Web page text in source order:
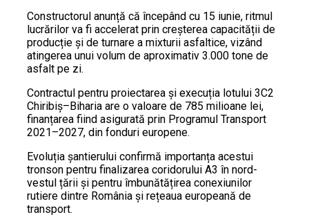
Constructorul anunță că începând cu 15 iunie, ritmul
lucrărilor va fi accelerat prin creșterea capacității de
producție și de turnare a mixturii asfaltice, vizând
atingerea unui volum de aproximativ 3.000 tone de
asfalt pe zi.
Contractul pentru proiectarea și execuția lotului 3C2
Chiribiș–Biharia are o valoare de 785 milioane lei,
finanțarea fiind asigurată prin Programul Transport
2021–2027, din fonduri europene.
Evoluția șantierului confirmă importanța acestui
tronson pentru finalizarea coridorului A3 în nord-
vestul țării și pentru îmbunătățirea conexiunilor
rutiere dintre România și rețeaua europeană de
transport.